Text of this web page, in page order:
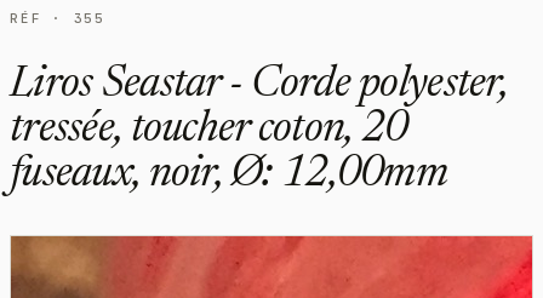
RÉF · 355
Liros Seastar - Corde polyester,
tressée, toucher coton, 20
fuseaux, noir, Ø: 12,00mm